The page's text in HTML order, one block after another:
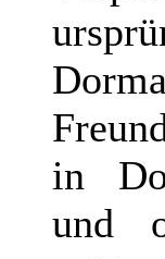
in
und